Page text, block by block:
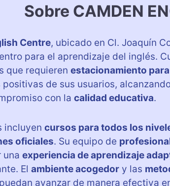
Sobre CAMDEN
Centre, ubicado en Cl. Joaquín
para el aprendizaje del inglés.
que requieren estacionamiento
de sus usuarios,
con la calidad educativa.
incluyen cursos para todos los
oficiales. Su equipo de
una experiencia de aprendizaje
El ambiente acogedor y las
avanzar de manera efectiva